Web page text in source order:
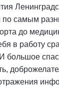
самым
до
в работу
большое